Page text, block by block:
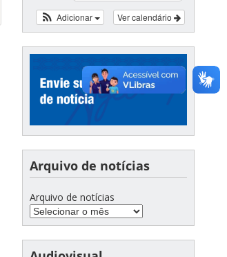
Ver calendário
Adicionar
Arquivo de notícias
Arquivo de notícias